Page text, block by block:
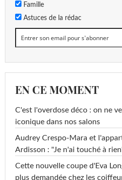
Famille
Astuces de la rédac
EN CE MOMENT
C'est l'overdose déco : on ne
iconique dans nos salons
Audrey Crespo-Mara et
Ardisson : "Je n'ai touché à
Cette nouvelle coupe d'Eva
plus demandée chez les